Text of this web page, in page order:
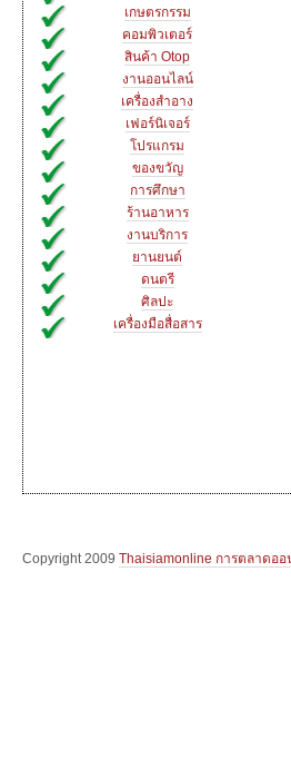
เกษตรกรรม
คอมพิวเตอร์
สินค้า Otop
งานออนไลน์
เครื่องสำอาง
เฟอร์นิเจอร์
โปรแกรม
ของขวัญ
การศึกษา
ร้านอาหาร
งานบริการ
ยานยนต์
ดนตรี
ศิลปะ
เครื่องมือสื่อสาร
Copyright 2009 Thaisiamonline การตลาดอ